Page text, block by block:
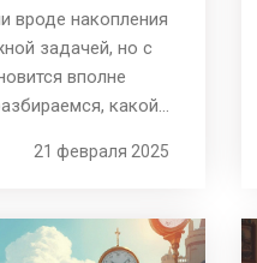
вроде накопления
задачей, но с
вполне
какой
влияют на
вложений, а
в ускорении
21 февраля 2025